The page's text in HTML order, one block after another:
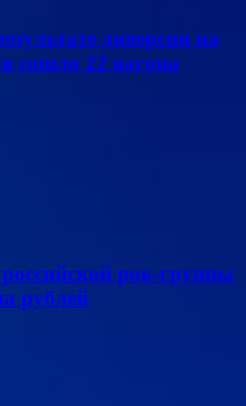
диверсии на
сошло 22 вагона
рок-группы
рублей